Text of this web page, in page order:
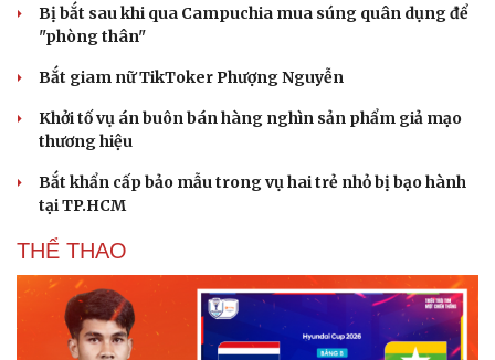
Bị bắt sau khi qua Campuchia mua súng quân dụng để
"phòng thân"
Bắt giam nữ TikToker Phượng Nguyễn
Khởi tố vụ án buôn bán hàng nghìn sản phẩm giả mạo
thương hiệu
Bắt khẩn cấp bảo mẫu trong vụ hai trẻ nhỏ bị bạo hành
tại TP.HCM
THỂ THAO